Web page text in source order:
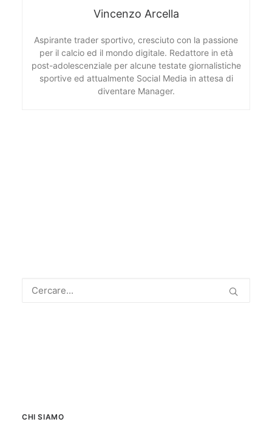
Vincenzo Arcella
Aspirante trader sportivo, cresciuto con la passione
per il calcio ed il mondo digitale. Redattore in età
post-adolescenziale per alcune testate giornalistiche
sportive ed attualmente Social Media in attesa di
diventare Manager.
CHI SIAMO